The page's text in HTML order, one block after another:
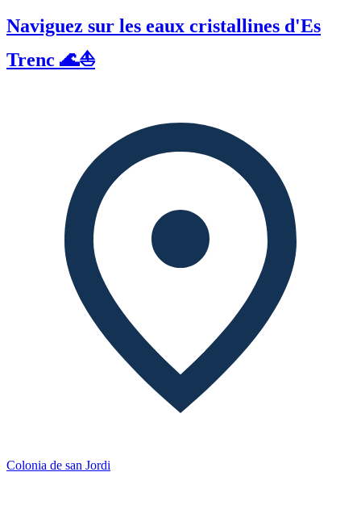
Naviguez sur les eaux cristallines d'Es
Trenc 🌊⛵️
Colonia de san Jordi